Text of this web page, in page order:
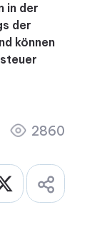
in der
der
können
2860